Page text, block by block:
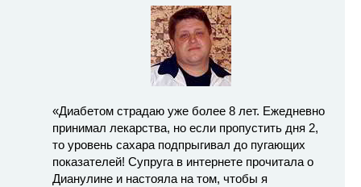
«Диабетом страдаю уже более 8 лет. Ежедневно
принимал лекарства, но если пропустить дня 2,
то уровень сахара подпрыгивал до пугающих
показателей! Супруга в интернете прочитала о
Дианулине и настояла на том, чтобы я